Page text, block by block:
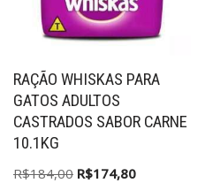
RAÇÃO WHISKAS PARA
GATOS ADULTOS
CASTRADOS SABOR CARNE
10.1KG
R$184,00 R$174,80